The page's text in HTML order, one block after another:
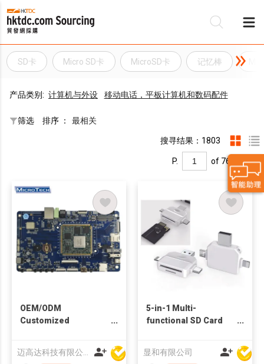
SD卡 Micro SD卡 MicroSD卡 记忆棒
产品类别: 计算机与外设 移动电话，平板计算机和数码配件
筛选 排序 ： 最相关
搜寻结果：1803
P. of 76
OEM/ODM
Customized
DDR 16GB eMMC
5-in-1 Multi-
functional SD Card
显和有限公司